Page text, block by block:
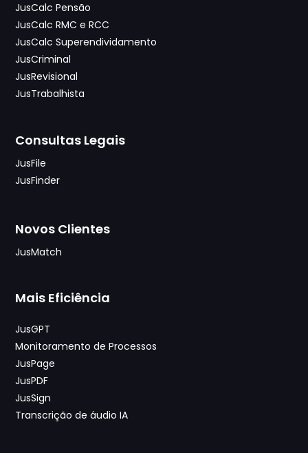
JusCalc Pensão
JusCalc RMC e RCC
JusCalc Superendividamento
JusCriminal
JusRevisional
JusTrabalhista
Consultas Legais
JusFile
JusFinder
Novos Clientes
JusMatch
Mais Eficiência
JusGPT
Monitoramento de Processos
JusPage
JusPDF
JusSign
Transcrição de áudio IA